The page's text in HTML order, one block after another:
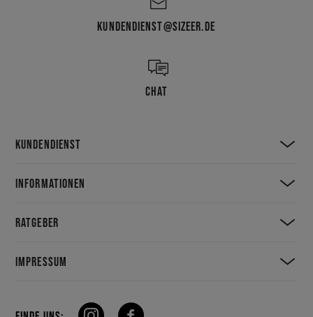
KUNDENDIENST@SIZEER.DE
CHAT
KUNDENDIENST
INFORMATIONEN
RATGEBER
IMPRESSUM